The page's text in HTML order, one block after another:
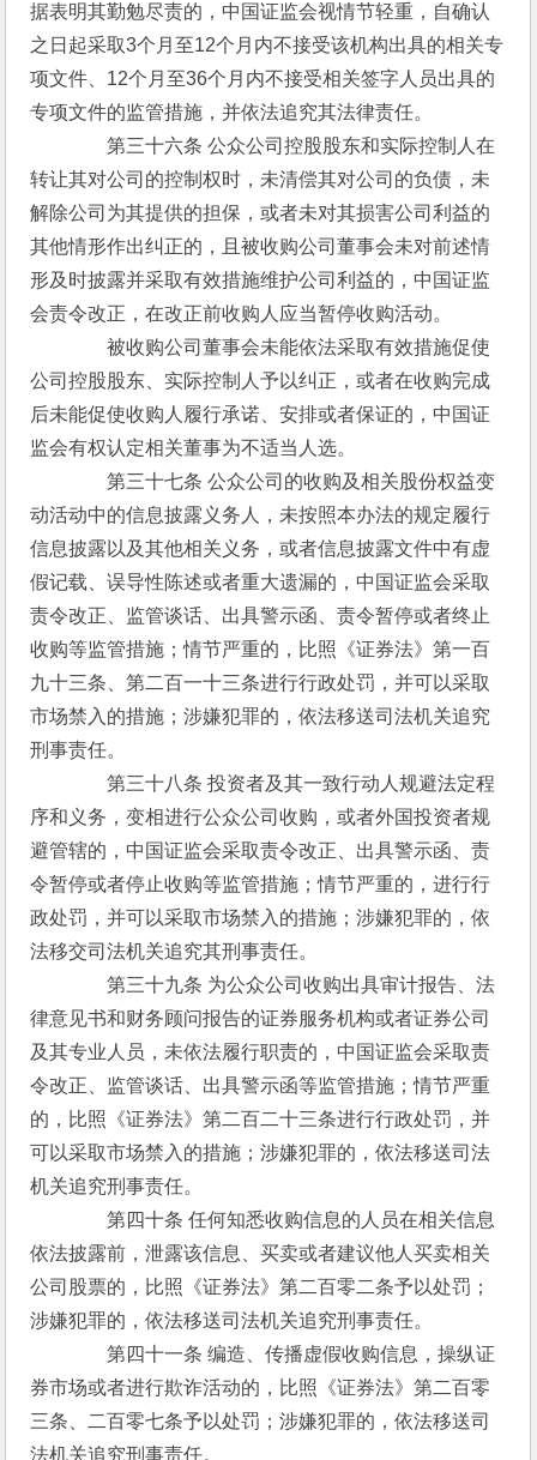
据表明其勤勉尽责的，中国证监会视情节轻重，自确认
之日起采取3个月至12个月内不接受该机构出具的相关专
项文件、12个月至36个月内不接受相关签字人员出具的
专项文件的监管措施，并依法追究其法律责任。
第三十六条 公众公司控股股东和实际控制人在
转让其对公司的控制权时，未清偿其对公司的负债，未
解除公司为其提供的担保，或者未对其损害公司利益的
其他情形作出纠正的，且被收购公司董事会未对前述情
形及时披露并采取有效措施维护公司利益的，中国证监
会责令改正，在改正前收购人应当暂停收购活动。
被收购公司董事会未能依法采取有效措施促使
公司控股股东、实际控制人予以纠正，或者在收购完成
后未能促使收购人履行承诺、安排或者保证的，中国证
监会有权认定相关董事为不适当人选。
第三十七条 公众公司的收购及相关股份权益变
动活动中的信息披露义务人，未按照本办法的规定履行
信息披露以及其他相关义务，或者信息披露文件中有虚
假记载、误导性陈述或者重大遗漏的，中国证监会采取
责令改正、监管谈话、出具警示函、责令暂停或者终止
收购等监管措施；情节严重的，比照《证券法》第一百
九十三条、第二百一十三条进行行政处罚，并可以采取
市场禁入的措施；涉嫌犯罪的，依法移送司法机关追究
刑事责任。
第三十八条 投资者及其一致行动人规避法定程
序和义务，变相进行公众公司收购，或者外国投资者规
避管辖的，中国证监会采取责令改正、出具警示函、责
令暂停或者停止收购等监管措施；情节严重的，进行行
政处罚，并可以采取市场禁入的措施；涉嫌犯罪的，依
法移交司法机关追究其刑事责任。
第三十九条 为公众公司收购出具审计报告、法
律意见书和财务顾问报告的证券服务机构或者证券公司
及其专业人员，未依法履行职责的，中国证监会采取责
令改正、监管谈话、出具警示函等监管措施；情节严重
的，比照《证券法》第二百二十三条进行行政处罚，并
可以采取市场禁入的措施；涉嫌犯罪的，依法移送司法
机关追究刑事责任。
第四十条 任何知悉收购信息的人员在相关信息
依法披露前，泄露该信息、买卖或者建议他人买卖相关
公司股票的，比照《证券法》第二百零二条予以处罚；
涉嫌犯罪的，依法移送司法机关追究刑事责任。
第四十一条 编造、传播虚假收购信息，操纵证
券市场或者进行欺诈活动的，比照《证券法》第二百零
三条、二百零七条予以处罚；涉嫌犯罪的，依法移送司
法机关追究刑事责任。